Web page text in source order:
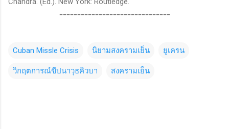
-------------------------------
Cuban Missle Crisis นิยามสงครามเย็น ยูเครน
วิกฤตการณ์ขีปนาวุธคิวบา สงครามเย็น